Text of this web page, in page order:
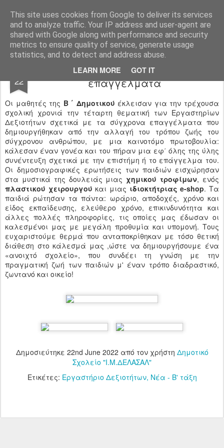
This site uses cookies from Google to deliver its services
and to analyze traffic. Your IP address and user-agent are
shared with Google along with performance and security
metrics to ensure quality of service, generate usage
statistics, and to detect and address abuse.
LEARN MORE GOT IT
Ιδιωτικό Δημοτικό Σχολείο "Ι.Μ.ΔΕΛΑΣΑΛ"
22
Εργαστήρια Δεξιοτήτων // Σύγχρονα
επαγγέλματα
Οι μαθητές της Β ΄ Δημοτικού έκλεισαν για την τρέχουσα
σχολική χρονιά την τέταρτη θεματική των Εργαστηρίων
Δεξιοτήτων σχετικά με τα σύγχρονα επαγγέλματα που
δημιουργήθηκαν από την αλλαγή του τρόπου ζωής του
σύγχρονου ανθρώπου, με μια καινοτόμο πρωτοβουλία:
κάλεσαν έναν γονέα και του πήραν μια εφ΄ όλης της ύλης
συνέντευξη σχετικά με την επιστήμη ή το επάγγελμα του.
Οι δημοσιογραφικές ερωτήσεις των παιδιών εισχώρησαν
στα μυστικά της δουλειάς μιας χημικού τροφίμων, ενός
πλαστικού χειρουργού και μιας ιδιοκτήτριας e-shop. Τα
παιδιά ρώτησαν τα πάντα: ωράριο, αποδοχές, χρόνο και
είδος εκπαίδευσης, ελεύθερο χρόνο, επικινδυνότητα και
άλλες πολλές πληροφορίες, τις οποίες μας έδωσαν οι
καλεσμένοι μας με μεγάλη προθυμία και υπομονή. Τους
ευχαριστούμε θερμά που ανταποκρίθηκαν με τόσο θετική
διάθεση στο κάλεσμά μας ,ώστε να δημιουργήσουμε ένα
«ανοιχτό σχολείο», που συνδέει τη γνώση με την
πραγματική ζωή των παιδιών μ' έναν τρόπο διαδραστικό,
ζωντανό και οικείο!
Δημοσιεύτηκε 22nd June 2022 από τον χρήστη Δημοτικό
Σχολείο "Ι.Μ.ΔΕΛΑΣΑΛ"
Ετικέτες: Εργαστήριο Δεξιοτήτων Νέα - Β' τάξη